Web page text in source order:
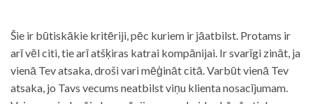
Šie ir būtiskākie kritēriji, pēc kuriem ir jāatbilst. Protams ir
arī vēl citi, tie arī atšķiras katrai kompānijai. Ir svarīgi zināt, ja
vienā Tev atsaka, droši vari mēģināt citā. Varbūt vienā Tev
atsaka, jo Tavs vecums neatbilst viņu klienta nosacījumam.